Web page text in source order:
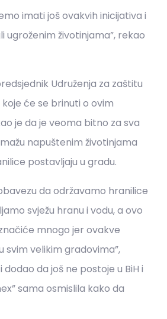
imati još ovakvih inicijativa i
ugroženim životinjama”, rekao
Udruženja za zaštitu
koje će se brinuti o ovim
je da je veoma bitno za sva
napuštenim životinjama
postavljaju u gradu.
da održavamo hranilice
svježu hranu i vodu, a ovo
mnogo jer ovakve
svim velikim gradovima”,
dodao da još ne postoje u BiH i
sama osmislila kako da